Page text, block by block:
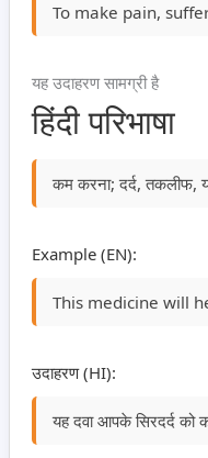
To make pain,
यह उदाहरण सामग्री है
हिंदी परिभाषा
कम करना; दर्द, तकलीफ,
Example (EN):
This medicine will
उदाहरण (HI):
यह दवा आपके सिरदर्द